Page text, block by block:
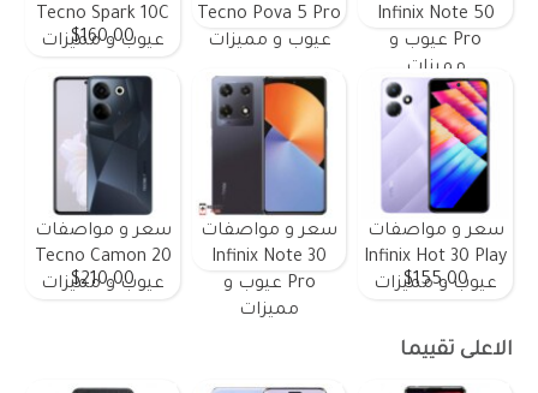
Infinix Note 50
Pro عيوب و
مميزات
Tecno Pova 5 Pro
عيوب و مميزات
Tecno Spark 10C
عيوب و مميزات
$160.00
سعر و مواصفات
Infinix Hot 30 Play
عيوب و مميزات
$155.00
سعر و مواصفات
Infinix Note 30
Pro عيوب و
مميزات
سعر و مواصفات
Tecno Camon 20
عيوب و مميزات
$210.00
الاعلى تقييما